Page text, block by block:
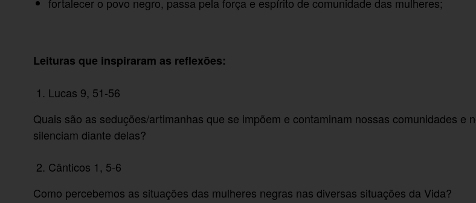
Leituras que inspiraram as reflexões:
Lucas 9, 51-56
Quais são as seduções/artimanhas que se impõem e contaminam nossas comunidades e
silenciam diante delas?
Cânticos 1, 5-6
Como percebemos as situações das mulheres negras nas diversas situações da Vida?